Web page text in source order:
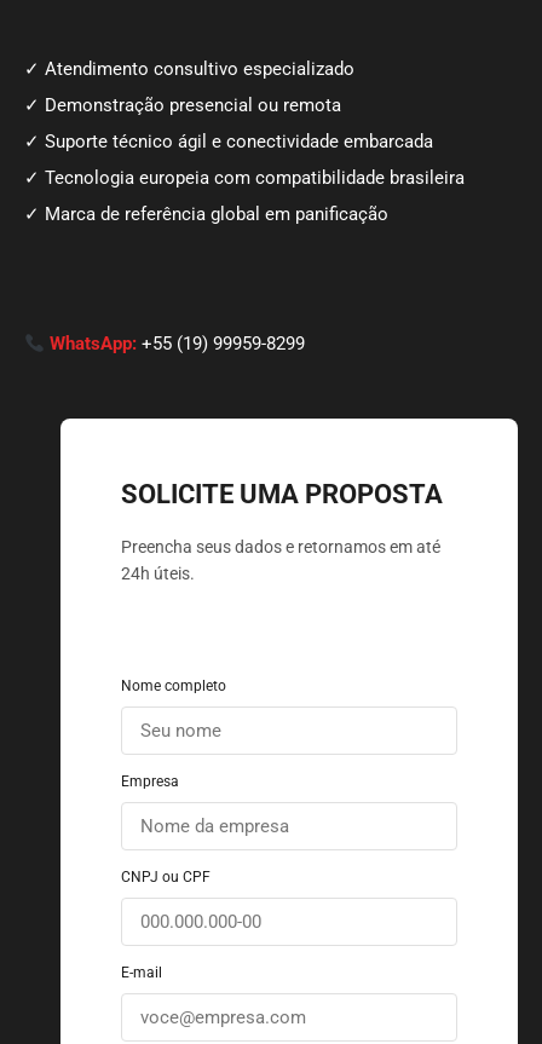
✓ Atendimento consultivo especializado
✓ Demonstração presencial ou remota
✓ Suporte técnico ágil e conectividade embarcada
✓ Tecnologia europeia com compatibilidade brasileira
✓ Marca de referência global em panificação
WhatsApp: +55 (19) 99959-8299
SOLICITE UMA PROPOSTA
Preencha seus dados e retornamos em até
24h úteis.
Nome completo
Empresa
CNPJ ou CPF
E-mail